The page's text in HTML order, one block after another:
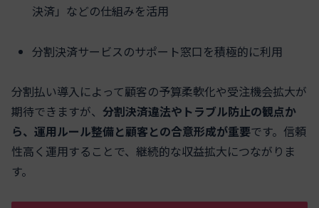
決済」などの仕組みを活用
分割決済サービスのサポート窓口を積極的に利用
分割払い導入によって顧客の予算柔軟化や受注機会拡大が
期待できますが、 分割決済違法やトラブル防止の観点か
ら、運用ルール整備と顧客との合意形成が重要です。信頼
性高く運用することで、継続的な収益拡大につながりま
す。